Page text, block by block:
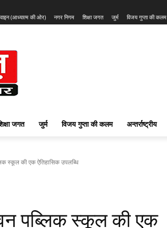
(आध्यात्म की ओर) नगर निगम शिक्षा जगत जुर्म विजय गुप्ता की कलम
जगत जुर्म विजय गुप्ता की कलम अन्तर्राष्ट्रीय
स्कूल की एक ऐतिहासिक उपलब्धि
पब्लिक स्कूल की एक